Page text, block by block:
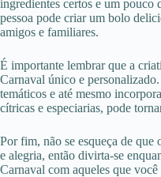
ingredientes certos e um
pessoa pode criar um bolo
amigos e familiares.
É importante lembrar que a
Carnaval único e
temáticos e até mesmo
cítricas e especiarias, pode
Por fim, não se esqueça de que
e alegria, então divirta-se
Carnaval com aqueles que você